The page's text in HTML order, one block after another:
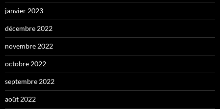
janvier 2023
décembre 2022
novembre 2022
octobre 2022
septembre 2022
août 2022